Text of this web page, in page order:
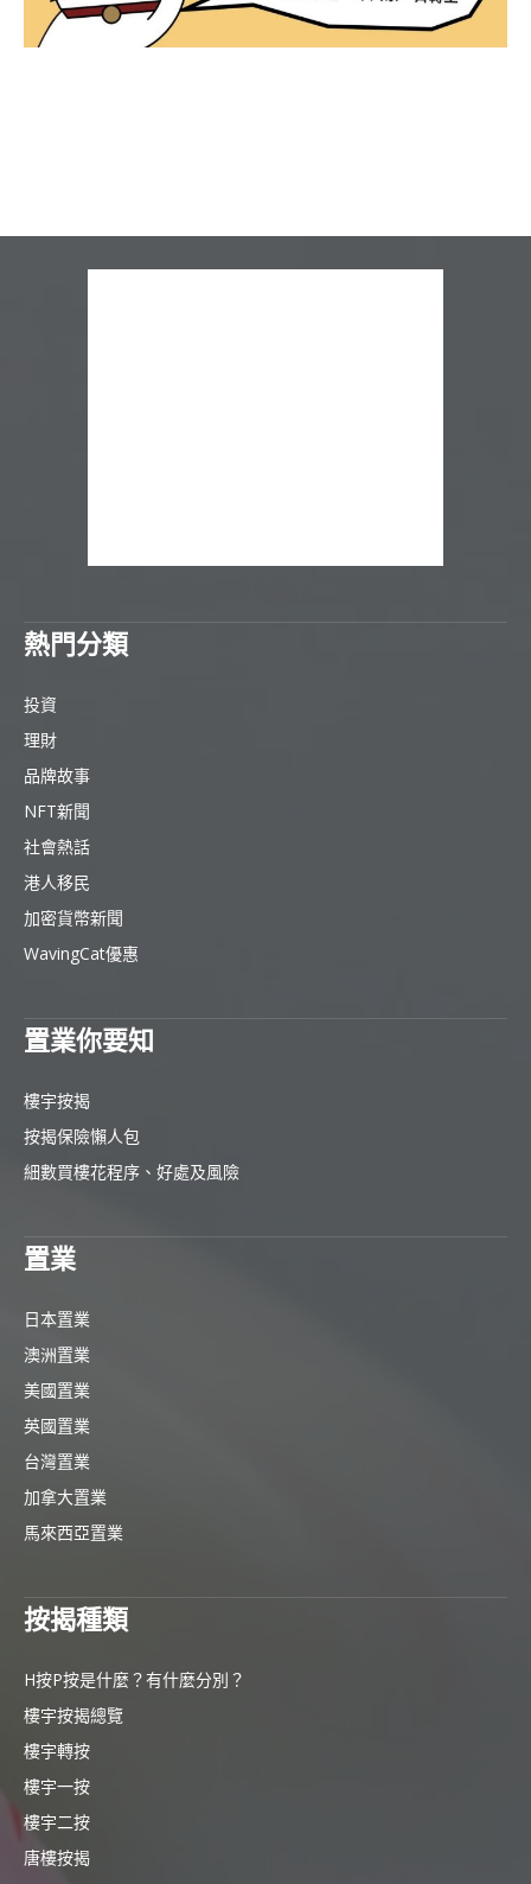
熱門分類
投資
理財
品牌故事
NFT新聞
社會熱話
港人移民
加密貨幣新聞
WavingCat優惠
置業你要知
樓宇按揭
按揭保險懶人包
細數買樓花程序、好處及風險
置業
日本置業
澳洲置業
美國置業
英國置業
台灣置業
加拿大置業
馬來西亞置業
按揭種類
H按P按是什麼？有什麼分別？
樓宇按揭總覽
樓宇轉按
樓宇一按
樓宇二按
唐樓按揭